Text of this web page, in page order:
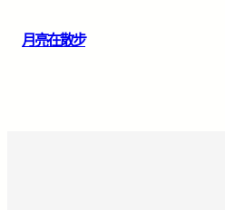
月亮在散步